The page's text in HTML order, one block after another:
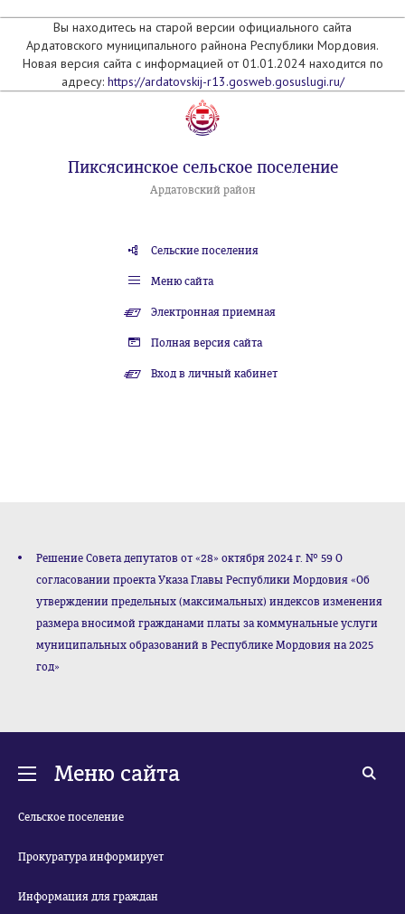
Вы находитесь на старой версии официального сайта
Ардатовского муниципального райнона Республики Мордовия.
Новая версия сайта с информацией от 01.01.2024 находится по
адресу: https://ardatovskij-r13.gosweb.gosuslugi.ru/
Пиксясинское сельское поселение
Ардатовский район
Сельские поселения
Меню сайта
Электронная приемная
Полная версия сайта
Вход в личный кабинет
Решение Совета депутатов от «28» октября 2024 г. № 59 О
согласовании проекта Указа Главы Республики Мордовия «Об
утверждении предельных (максимальных) индексов изменения
размера вносимой гражданами платы за коммунальные услуги
муниципальных образований в Республике Мордовия на 2025
год»
Меню сайта
Сельское поселение
Прокуратура информирует
Информация для граждан